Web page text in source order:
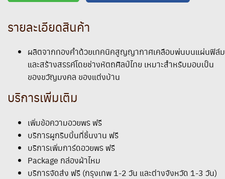
รายละเอียดสินค้า
ผลิตจากทองคำด้วยเทคนิคสูญญากาศเคลือบพ่นบนแผ่นฟิล์ม
และสร้างสรรค์โดยช่างหัตถศิลป์ไทย เหมาะสำหรับมอบเป็น
ของขวัญมงคล ของแต่งบ้าน
บริการเพิ่มเติม
เพิ่มข้อความอวยพร ฟรี
บริการผูกริบบิ้นที่ชิ้นงาน ฟรี
บริการเพิ่มการ์ดอวยพร ฟรี
Package กล่องผ้าไหม
บริการจัดส่ง ฟรี (กรุงเทพ 1-2 วัน และต่างจังหวัด 1-3 วัน)